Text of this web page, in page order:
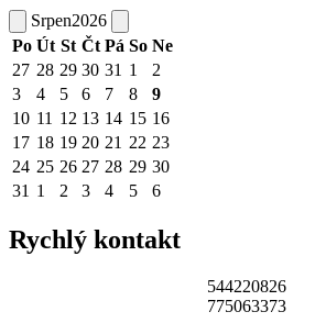
Srpen2026
Po Út St Čt Pá So Ne
27 28 29 30 31 1
2
3
4 5 6 7 8
9
10 11 12 13 14 15 16
17 18 19 20 21 22 23
24 25 26 27 28 29 30
31 1 2 3 4 5 6
Rychlý kontakt
544220826
775063373